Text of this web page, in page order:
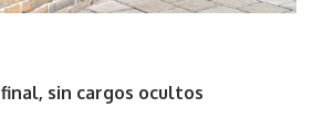
sin cargos ocultos